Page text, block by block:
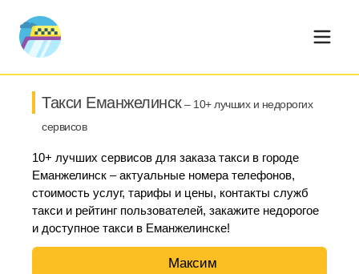
Такси Еманжелинск– 10+ лучших и недорогих
сервисов
10+ лучших сервисов для заказа такси в городе
Еманжелинск – актуальные номера телефонов,
стоимость услуг, тарифы и цены, контакты служб
такси и рейтинг пользователей, закажите недорогое
и доступное такси в Еманжелинске!
Максим